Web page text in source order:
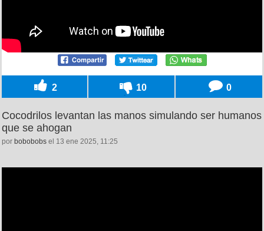
2 10 0
Cocodrilos levantan las manos simulando ser humanos
que se ahogan
por bobobobs el 13 ene 2025, 11:25